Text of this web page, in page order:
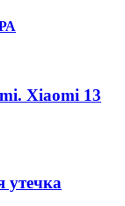
Xiaomi 13
утечка